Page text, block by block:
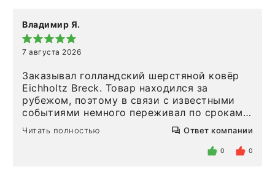
Владимир Я.
7 августа 2026
Заказывал голландский шерстяной ковёр
Eichholtz Breck. Товар находился за
рубежом, поэтому в связи с известными
событиями немного переживал по срокам.
Но homeadore привезли ровно в
определенное в договоре время, без
Читать полностью Ответ компании
0 0